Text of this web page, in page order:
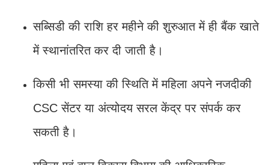
सब्सिडी की राशि हर महीने की शुरुआत में ही बैंक खाते
में स्थानांतरित कर दी जाती है।
किसी भी समस्या की स्थिति में महिला अपने नजदीकी
CSC सेंटर या अंत्योदय सरल केंद्र पर संपर्क कर
सकती है।